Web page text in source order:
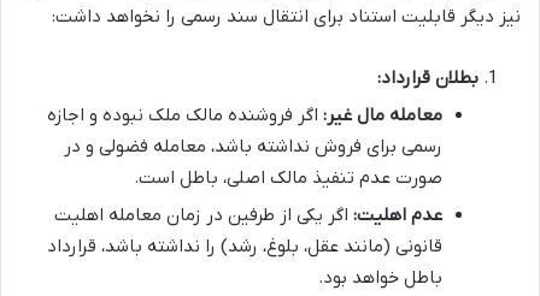
نیز دیگر قابلیت استناد برای انتقال سند رسمی را نخواهد داشت:
بطلان قرارداد:
معامله مال غیر: اگر فروشنده مالک ملک نبوده و اجازه
رسمی برای فروش نداشته باشد، معامله فضولی و در
صورت عدم تنفیذ مالک اصلی، باطل است.
عدم اهلیت: اگر یکی از طرفین در زمان معامله اهلیت
قانونی (مانند عقل، بلوغ، رشد) را نداشته باشد، قرارداد
باطل خواهد بود.